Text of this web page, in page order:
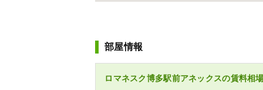
部屋情報
ロマネスク博多駅前アネックスの賃料相